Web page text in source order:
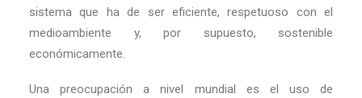
sistema que ha de ser eficiente, respetuoso con el
medioambiente y, por supuesto, sostenible
económicamente.
Una preocupación a nivel mundial es el uso de